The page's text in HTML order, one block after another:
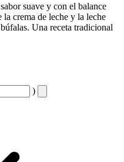
suave y con el balance
la crema de leche y la leche
Una receta tradicional
)